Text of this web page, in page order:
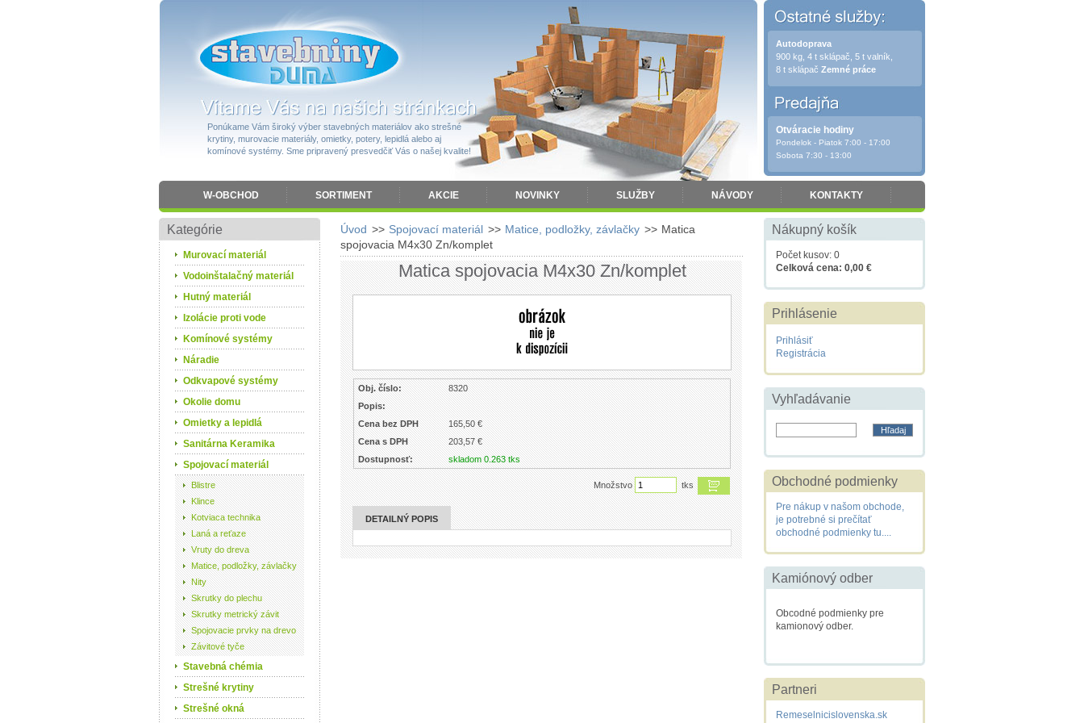
Ponúkame Vám široký výber stavebných materiálov ako strešné
krytiny, murovacie materiály, omietky, potery, lepidlá alebo aj
komínové systémy. Sme pripravený presvedčiť Vás o našej kvalite!
W-OBCHOD SORTIMENT AKCIE NOVINKY SLUŽBY NÁVODY KONTAKTY
Autodoprava
900 kg, 4 t sklápač, 5 t valník,
8 t sklápač Zemné práce
Otváracie hodiny
Pondelok - Piatok 7:00 - 17:00
Sobota 7:30 - 13:00
Úvod >> Spojovací materiál >> Matice, podložky, závlačky >> Matica
spojovacia M4x30 Zn/komplet
Matica spojovacia M4x30 Zn/komplet
Obj. číslo:
8320
Popis:
Cena bez DPH
165,50 €
Cena s DPH
203,57 €
Dostupnosť:
skladom 0.263 tks
Množstvo tks
DETAILNÝ POPIS
Kategórie
Murovací materiál
Vodoinštalačný materiál
Hutný materiál
Izolácie proti vode
Komínové systémy
Náradie
Odkvapové systémy
Okolie domu
Omietky a lepidlá
Sanitárna Keramika
Spojovací materiál
Blistre
Klince
Kotviaca technika
Laná a reťaze
Vruty do dreva
Matice, podložky, závlačky
Nity
Skrutky do plechu
Skrutky metrický závit
Spojovacie prvky na drevo
Závitové tyče
Stavebná chémia
Strešné krytiny
Strešné okná
Nákupný košík
Počet kusov: 0
Celková cena: 0,00 €
Prihlásenie
Prihlásiť
Registrácia
Vyhľadávanie
Obchodné podmienky
Pre nákup v našom obchode,
je potrebné si prečítať
obchodné podmienky tu....
Kamiónový odber
Obcodné podmienky pre
kamionový odber.
Partneri
Remeselnicislovenska.sk